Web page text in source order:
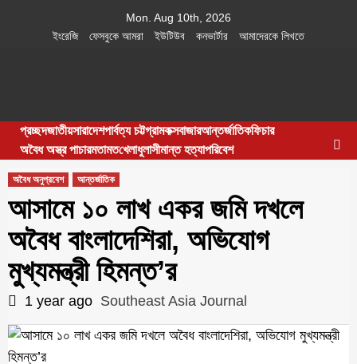
Mon. Aug 10th, 2026
ইংরেজি
ফেসবুকে আমরা ইউটিউব কনভার্টার আমাদেরকে লিখতে
Southeast
Asia Journal
প্রচ্ছদজাতীয়সারাদেশপার্বত্য চট্টগ্রামকক্সবাজারআন্তর্জাতিকফিচার
অবৈধ অস্ত্র পাচারমতামতখেলাধুলাসীমান্ত হত্যাপরিবেশ
অবৈধ অনুপ্রবেশ আন্তর্জাতিক
আসামে ১০ লাখ একর জমি দখলে
অবৈধ বাংলাদেশিরা, অভিযোগ
মুখ্যমন্ত্রী হিমন্ত’র
1 year ago Southeast Asia Journal